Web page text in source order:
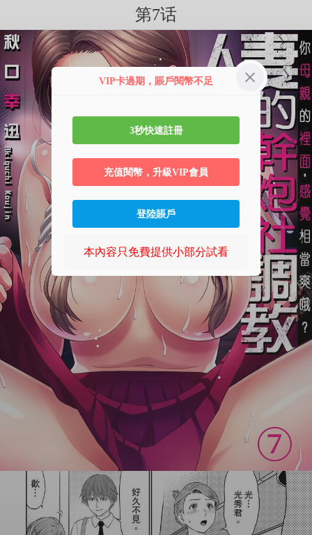
第7话
VIP卡過期，賬戶閱幣不足
3秒快速註冊
充值閱幣，升級VIP會員
登陸賬戶
本內容只免費提供小部分試看